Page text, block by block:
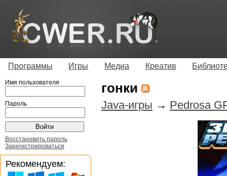
Программы Игры Медиа Креатив
гонки
Java-игры → Pedrosa
Имя пользователя
Пароль
Восстановить пароль
Зарегистрироваться
Рекомендуем: